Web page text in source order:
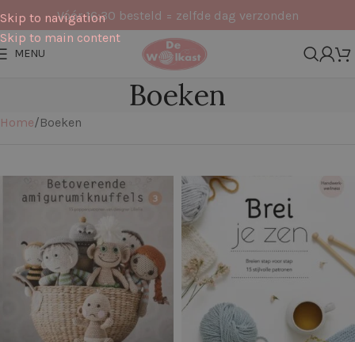
Skip to navigation
Skip to main content
Vóór 16:30 besteld = zelfde dag verzonden
MENU
Boeken
Home Boeken